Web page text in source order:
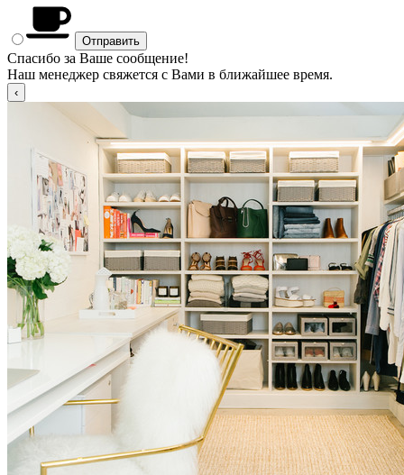
Спасибо за Ваше сообщение!
Наш менеджер свяжется с Вами в ближайшее время.